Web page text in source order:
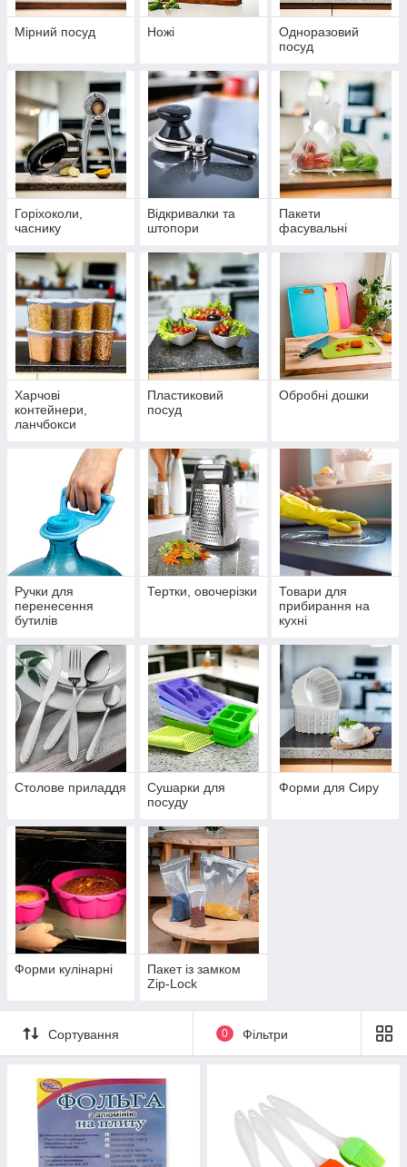
Мірний посуд Ножі
Одноразовий
посуд
Горіхоколи,
часнику
Відкривалки та
штопори
Пакети
фасувальні
Харчові
контейнери,
ланчбокси
Пластиковий
посуд
Обробні дошки
Ручки для
перенесення
бутилів
Тертки, овочерізки
Товари для
прибирання на
кухні
Столове приладдя
Сушарки для
посуду
Форми для Сиру
Форми кулінарні
Пакет із замком
Zip-Lock
Сортування 0 Фільтри